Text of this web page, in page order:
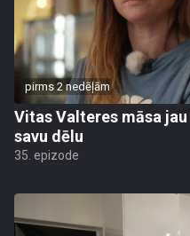
pirms 2 nedēļām
Vitas Valteres māsa
savu dēlu
35. epizode